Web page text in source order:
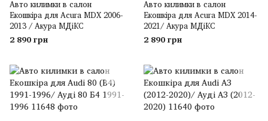
Авто килимки в салон
Екошкіра для Acura MDX 2006-
2013 / Акура МДіКС
2 890 грн
Авто килимки в салон
Екошкіра для Acura MDX 2014-
2021/ Акура МДіКС
2 890 грн